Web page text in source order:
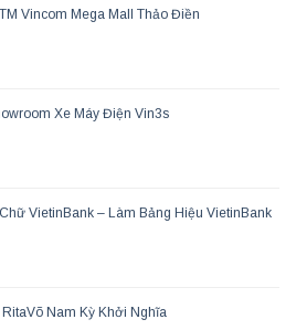
Vincom Mega Mall Thảo Điền
Xe Máy Điện Vin3s
VietinBank – Làm Bảng Hiệu VietinBank
Nam Kỳ Khởi Nghĩa